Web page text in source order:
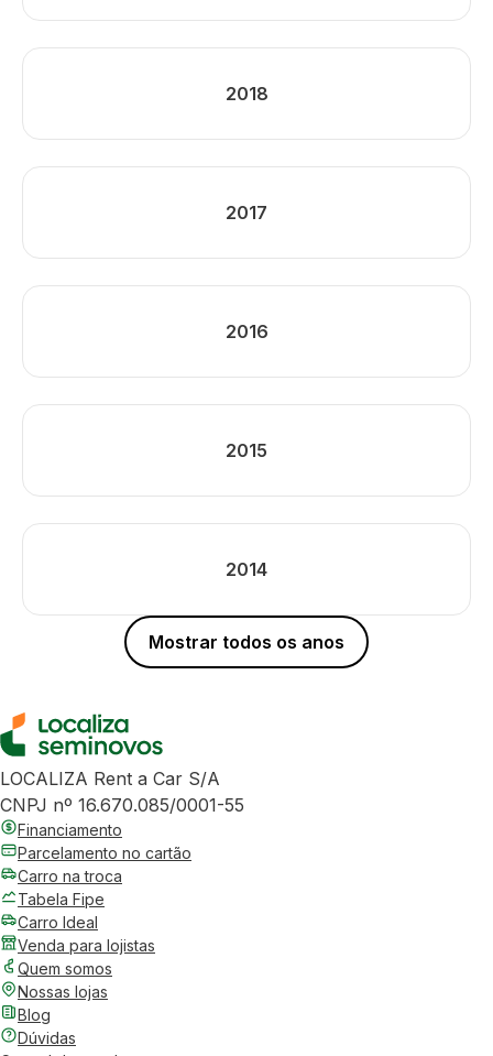
2018
2017
2016
2015
2014
Mostrar todos os anos
LOCALIZA Rent a Car S/A
CNPJ nº 16.670.085/0001-55
Financiamento
Parcelamento no cartão
Carro na troca
Tabela Fipe
Carro Ideal
Venda para lojistas
Quem somos
Nossas lojas
Blog
Dúvidas